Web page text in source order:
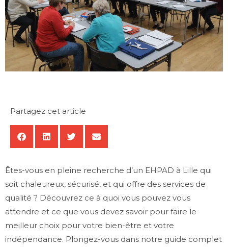
Partagez cet article
Êtes-vous en pleine recherche d’un EHPAD à Lille qui
soit chaleureux, sécurisé, et qui offre des services de
qualité ? Découvrez ce à quoi vous pouvez vous
attendre et ce que vous devez savoir pour faire le
meilleur choix pour votre bien-être et votre
indépendance. Plongez-vous dans notre guide complet